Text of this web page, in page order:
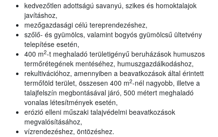
kedvezőtlen adottságú savanyú, szikes és homoktalajok
javításhoz,
mezőgazdasági célú tereprendezéshez,
szőlő- és gyümölcs, valamint bogyós gyümölcsű ültetvény
telepítése esetén,
400 m2-t meghaladó területigényű beruházások humuszos
termőrétegének mentéséhez, humuszgazdálkodáshoz,
rekultivációhoz, amennyiben a beavatkozások által érintett
termőföld terület, összesen 400 m2-nél nagyobb, illetve a
talajfelszín megbontásával járó, 500 métert meghaladó
vonalas létesítmények esetén,
erózió elleni műszaki talajvédelmi beavatkozások
megvalósításához,
vízrendezéshez, öntözéshez.